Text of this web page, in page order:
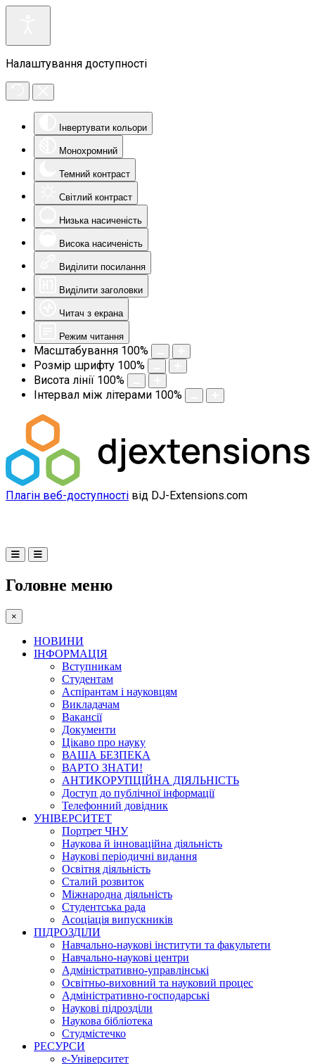
Налаштування доступності
Інвертувати кольори
Монохромний
Темний контраст
Світлий контраст
Низька насиченість
Висока насиченість
Виділити посилання
Виділити заголовки
Читач з екрана
Режим читання
Масштабування 100%
Розмір шрифту 100%
Висота лінії 100%
Інтервал між літерами 100%
Плагін веб-доступності від DJ-Extensions.com
Головне меню
×
НОВИНИ
ІНФОРМАЦІЯ
Вступникам
Студентам
Аспірантам і науковцям
Викладачам
Вакансії
Документи
Цікаво про науку
ВАША БЕЗПЕКА
ВАРТО ЗНАТИ!
АНТИКОРУПЦІЙНА ДІЯЛЬНІСТЬ
Доступ до публічної інформації
Телефонний довідник
УНІВЕРСИТЕТ
Портрет ЧНУ
Наукова й інноваційна діяльність
Наукові періодичні видання
Освітня діяльність
Сталий розвиток
Міжнародна діяльність
Студентська рада
Асоціація випускників
ПІДРОЗДІЛИ
Навчально-наукові інститути та факультети
Навчально-наукові центри
Адміністративно-управлінські
Освітньо-виховний та науковий процес
Адміністративно-господарські
Наукові підрозділи
Наукова бібліотека
Студмістечко
РЕСУРСИ
е-Університет